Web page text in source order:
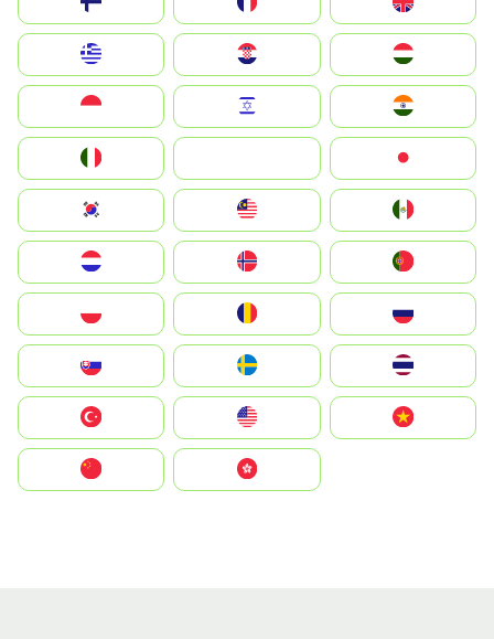
Magyarország
South Korea
United States
中國香港特別行政區